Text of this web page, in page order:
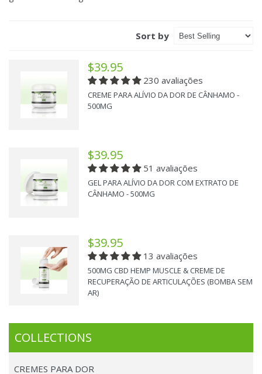
Sort by
$39.95
230 avaliações
CREME PARA ALÍVIO DA DOR DE CÂNHAMO -
500MG
$39.95
51 avaliações
GEL PARA ALÍVIO DA DOR COM EXTRATO DE
CÂNHAMO - 500MG
$39.95
13 avaliações
500MG CBD HEMP MUSCLE & CREME DE
RECUPERAÇÃO DE ARTICULAÇÕES (BOMBA SEM
AR)
COLLECTIONS
CREMES PARA DOR